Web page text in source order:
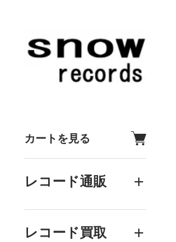
カートを見る
レコード通販
レコード買取